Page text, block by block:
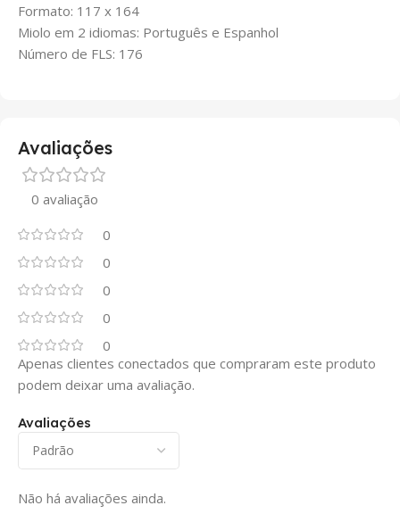
Formato: 117 x 164
Miolo em 2 idiomas: Português e Espanhol
Número de FLS: 176
Avaliações
0 avaliação
0
0
0
0
0
Avaliações
Não há avaliações ainda.
Apenas clientes conectados que compraram este produto
podem deixar uma avaliação.